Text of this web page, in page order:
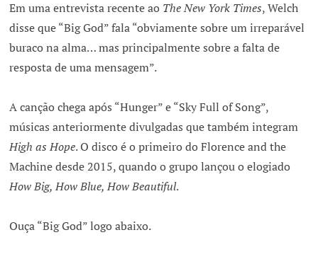
Em uma entrevista recente ao The New York Times, Welch
disse que “Big God” fala “obviamente sobre um irreparável
buraco na alma… mas principalmente sobre a falta de
resposta de uma mensagem”.
A canção chega após “Hunger” e “Sky Full of Song”,
músicas anteriormente divulgadas que também integram
High as Hope. O disco é o primeiro do Florence and the
Machine desde 2015, quando o grupo lançou o elogiado
How Big, How Blue, How Beautiful.
Ouça “Big God” logo abaixo.